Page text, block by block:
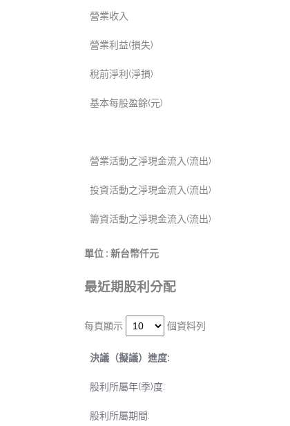
營業收入
營業利益(損失)
稅前淨利(淨損)
基本每股盈餘(元)
營業活動之淨現金流入(流出)
投資活動之淨現金流入(流出)
籌資活動之淨現金流入(流出)
單位 : 新台幣仟元
最近期股利分配
每頁顯示 個資料列
決議（擬議）進度:
股利所屬年(季)度:
股利所屬期間: